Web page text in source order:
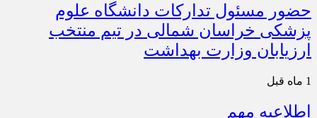
حضور مسئول تدارکات دانشگاه علوم
پزشکی خراسان شمالی در تیم منتخب
ارزیابان وزارت بهداشت
1 ماه قبل
اطلاعیه مهم